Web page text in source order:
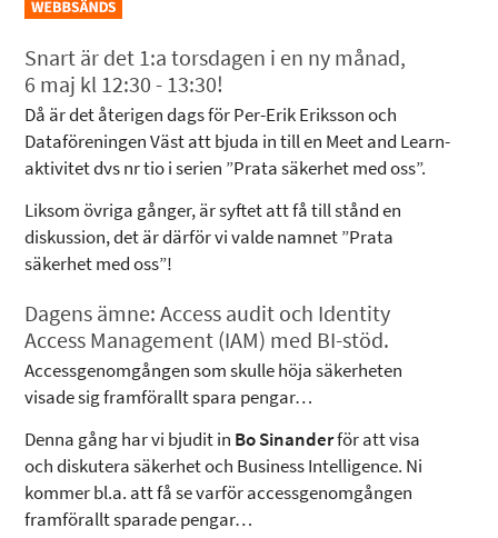
Snart är det 1:a torsdagen i en ny månad,
6 maj kl 12:30 - 13:30!
Då är det återigen dags för Per-Erik Eriksson och
Dataföreningen Väst att bjuda in till en Meet and Learn-
aktivitet dvs nr tio i serien ”Prata säkerhet med oss”.
Liksom övriga gånger, är syftet att få till stånd en
diskussion, det är därför vi valde namnet ”Prata
säkerhet med oss”!
Dagens ämne: Access audit och Identity
Access Management (IAM) med BI-stöd.
Accessgenomgången som skulle höja säkerheten
visade sig framförallt spara pengar…
Denna gång har vi bjudit in Bo Sinanderför att visa
och diskutera säkerhet och Business Intelligence. Ni
kommer bl.a. att få se varför accessgenomgången
framförallt sparade pengar…